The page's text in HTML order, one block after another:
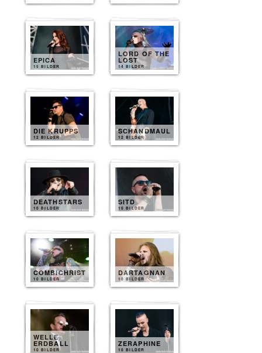
EPICA
15 BILDER
LORD OF THE
LOST
14 BILDER
DIE KRUPPS
12 BILDER
SCHANDMAUL
12 BILDER
DEATHSTARS
10 BILDER
SITD
10 BILDER
COMBICHRIST
10 BILDER
DARTAGNAN
10 BILDER
WELLE
ERDBALL
10 BILDER
ZERAPHINE
10 BILDER